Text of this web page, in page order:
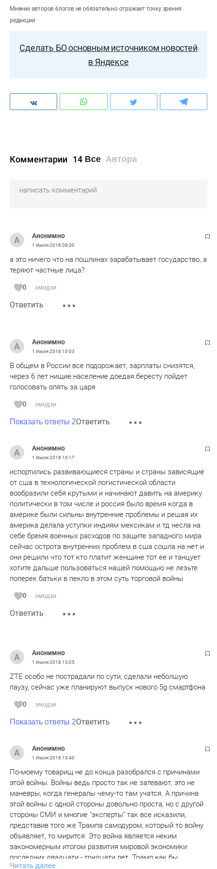
Мнение авторов блогов не обязательно отражает точку зрения
редакции
Сделать БО основным источником новостей
в Яндексе
Комментарии 14 Все Автора
Анонимно
1 Июля 2018 09:30
а это ничего что на пошлинах зарабатывает государство, а
теряют частные лица?
0 эмодзи
Ответить
Анонимно
1 Июля 2018 10:03
В общем в России все подорожает, зарплаты снизятся,
через 6 лет нищие население доедая бересту пойдет
голосовать опять за царя
0 эмодзи
Показать ответы 2Ответить
Анонимно
1 Июля 2018 10:17
испортились развивающиеся страны и страны зависящие
от сша в технологической логистической области
вообразили себя крутыми и начинают давить на америку
политически в том числе и россия было время когда в
америке были сильны внутренние проблемы и решая их
америка делала уступки индиям мексикам и тд несла на
себе бремя военных расходов по защите западного мира
сейчас острота внутренних проблем в сша сошла на нет и
они решили что тот кто платит женщине тот ее и танцует
хотите дальше пользоваться нашей помощью не лезьте
поперек батьки в пекло в этом суть торговой войны
0 эмодзи
Ответить
Анонимно
1 Июля 2018 13:05
ZTE особо не пострадали по сути, сделали неболшую
паузу, сейчас уже планируют выпуск нового 5g смартфона
0 эмодзи
Показать ответы 2Ответить
Анонимно
1 Июля 2018 13:40
По-моему товарищ не до конца разобрался с причинами
этой войны. Войны ведь просто так не затевают, это не
маневры, когда генералы чему-то там учатся. А причина
этой войны с одной стороны довольно проста, но с другой
стороны СМИ и многие "эксперты" так все исказили,
представив того же Трампа самодуром, который то войну
объявляет, то мирится. Это война является неким
закономерным итогом развития мировой экономики
последних двадцати - тридцати лет. Трамп как бы
Читать далее